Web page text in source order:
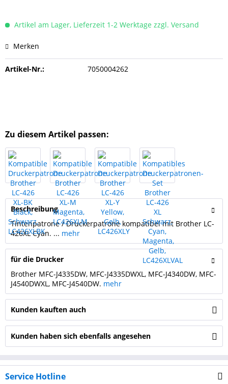
Artikel am Lager, Lieferzeit 1-2 Werktage zzgl. Versand
Merken
Artikel-Nr.: 7050004262
Zu diesem Artikel passen:
Beschreibung
Tintenpatrone / Druckerpatrone kompatibel mit Brother LC-
426XL Cyan. ... mehr
für die Drucker
Brother MFC-J4335DW, MFC-J4335DWXL, MFC-J4340DW, MFC-
J4540DWXL, MFC-J4540DW. mehr
Kunden kauften auch
Kunden haben sich ebenfalls angesehen
Service Hotline